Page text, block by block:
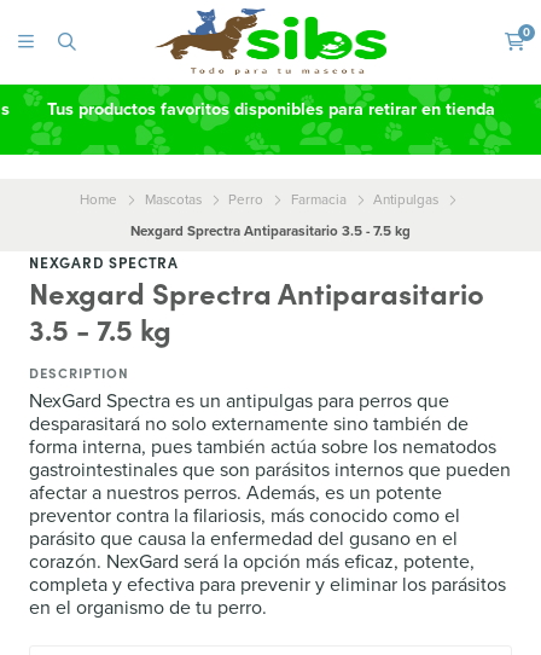
0
Tus productos favoritos disponibles para retirar en tienda
Home Mascotas Perro Farmacia
Antipulgas
Nexgard Sprectra Antiparasitario 3.5 - 7.5 kg
NEXGARD SPECTRA
Nexgard Sprectra Antiparasitario
3.5 - 7.5 kg
DESCRIPTION
NexGard Spectra es un antipulgas para perros que
desparasitará no solo externamente sino también de
forma interna, pues también actúa sobre los nematodos
gastrointestinales que son parásitos internos que pueden
afectar a nuestros perros. Además, es un potente
preventor contra la filariosis, más conocido como el
parásito que causa la enfermedad del gusano en el
corazón. NexGard será la opción más eficaz, potente,
completa y efectiva para prevenir y eliminar los parásitos
en el organismo de tu perro.